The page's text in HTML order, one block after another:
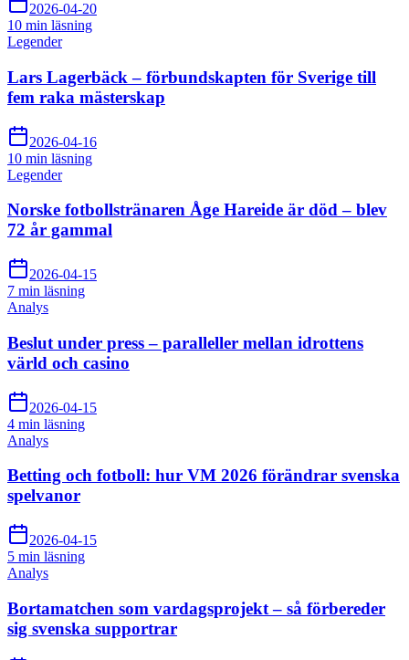
2026-04-20
10 min läsning
Legender
Lars Lagerbäck – förbundskapten för Sverige till
fem raka mästerskap
2026-04-16
10 min läsning
Legender
Norske fotbollstränaren Åge Hareide är död – blev
72 år gammal
2026-04-15
7 min läsning
Analys
Beslut under press – paralleller mellan idrottens
värld och casino
2026-04-15
4 min läsning
Analys
Betting och fotboll: hur VM 2026 förändrar svenska
spelvanor
2026-04-15
5 min läsning
Analys
Bortamatchen som vardagsprojekt – så förbereder
sig svenska supportrar